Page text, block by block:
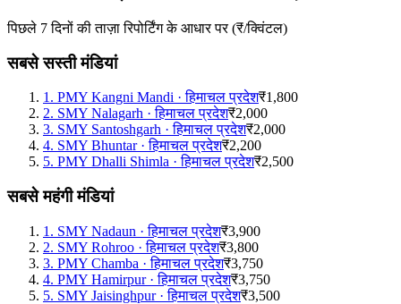
पिछले 7 दिनों की ताज़ा रिपोर्टिंग के आधार पर (₹/क्विंटल)
सबसे सस्ती मंडियां
1 . PMY Kangni Mandi ·हिमाचल प्रदेश₹1,800
2. SMY Nalagarh ·हिमाचल प्रदेश₹2,000
3. SMY Santoshgarh ·हिमाचल प्रदेश₹2,000
4. SMY Bhuntar·हिमाचल प्रदेश₹2,200
5. PMY Dhalli Shimla ·हिमाचल प्रदेश₹2,500
सबसे महंगी मंडियां
1 . SMY Nadaun ·हिमाचल प्रदेश₹3,900
2. SMY Rohroo ·हिमाचल प्रदेश₹3,800
3. PMY Chamba ·हिमाचल प्रदेश₹3,750
4. PMY Hamirpur·हिमाचल प्रदेश₹3,750
5. SMY Jaisinghpur·हिमाचल प्रदेश₹3,500